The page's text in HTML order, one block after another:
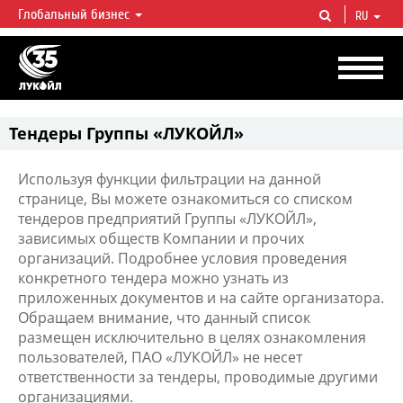
ЛУКОЙЛ СЕГОДНЯ
ЛУКОЙЛ — одна из крупнейших вертикально интегрированных
нефтегазовых компаний в мире, на долю которой приходится более 2%
мировой добычи нефти и около 1% доказанных запасов углеводородов.
Глобальный бизнес RU
Тендеры Группы «ЛУКОЙЛ»
Используя функции фильтрации на данной
странице, Вы можете ознакомиться со списком
тендеров предприятий Группы «ЛУКОЙЛ»,
зависимых обществ Компании и прочих
организаций. Подробнее условия проведения
конкретного тендера можно узнать из
приложенных документов и на сайте организатора.
Обращаем внимание, что данный список
размещен исключительно в целях ознакомления
пользователей, ПАО «ЛУКОЙЛ» не несет
ответственности за тендеры, проводимые другими
организациями.